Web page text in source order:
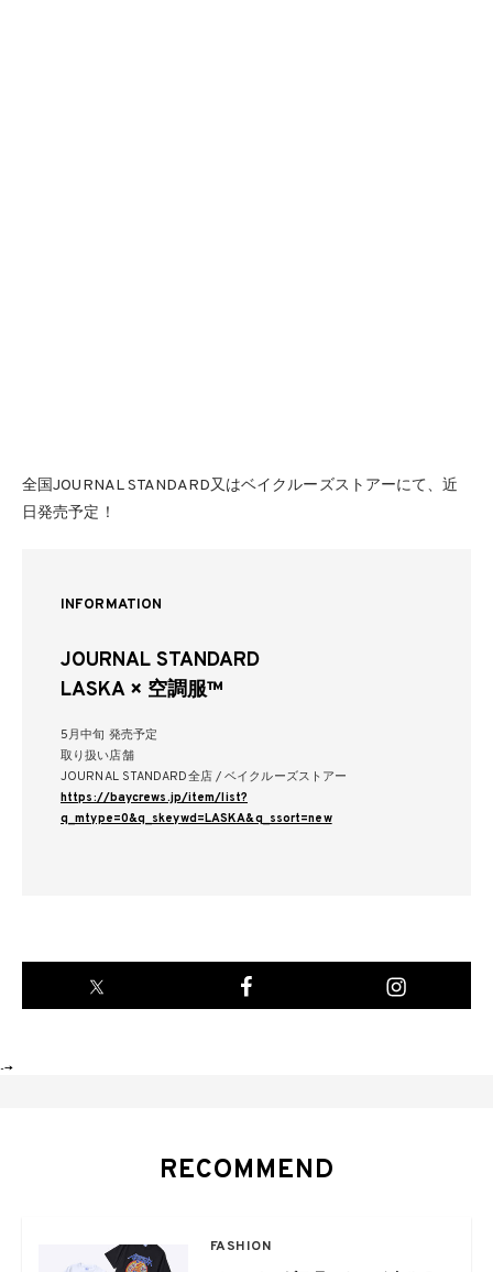
全国JOURNAL STANDARD又はベイクルーズストアーにて、近
日発売予定！
INFORMATION
JOURNAL STANDARD
LASKA × 空調服™
5月中旬 発売予定
取り扱い店舗
JOURNAL STANDARD全店 / ベイクルーズストアー
https://baycrews.jp/item/list?
q_mtype=0&q_skeywd=LASKA&q_ssort=new
-->
RECOMMEND
FASHION